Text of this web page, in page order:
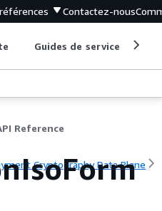
Contactez-nous
Guides de service
Reference
Cryptography Data Plane